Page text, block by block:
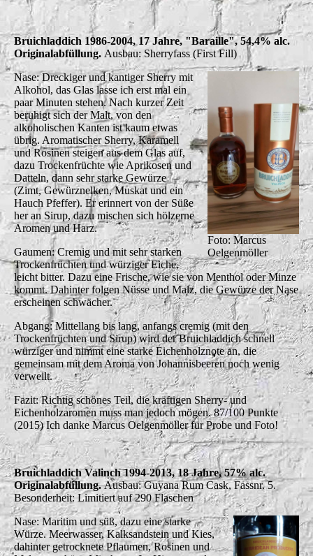
Bruichladdich 1986-2004, 17 Jahre, "Baraille", 54,4% alc.
Originalabfüllung. Ausbau: Sherryfass (First Fill)
Foto: Marcus
Oelgenmöller
Nase: Dreckiger und kantiger Sherry mit
Alkohol, das Glas lasse ich erst mal ein
paar Minuten stehen. Nach kurzer Zeit
beruhigt sich der Malt, von den
alkoholischen Kanten ist kaum etwas
übrig. Aromatischer Sherry, Karamell
und Rosinen steigen aus dem Glas auf,
dazu Trockenfrüchte wie Aprikosen und
Datteln, dann sehr starke Gewürze
(Zimt, Gewürznelken, Muskat und ein
Hauch Pfeffer). Er erinnert von der Süße
her an Sirup, dazu mischen sich hölzerne
Aromen und Harz.
Gaumen: Cremig und mit sehr starken
Trockenfrüchten und würziger Eiche,
leicht bitter. Dazu eine Frische, wie sie von Menthol oder Minze
kommt. Dahinter folgen Nüsse und Malz, die Gewürze der Nase
erscheinen schwächer.
Abgang: Mittellang bis lang, anfangs cremig (mit den
Trockenfrüchten und Sirup) wird der Bruichladdich schnell
würziger und nimmt eine starke Eichenholznote an, die
gemeinsam mit dem Aroma von Johannisbeeren noch wenig
verweilt.
Fazit: Richtig schönes Teil, die kräftigen Sherry- und
Eichenholzaromen muss man jedoch mögen. 87/100 Punkte
(2015) Ich danke Marcus Oelgenmöller für Probe und Foto!
Bruichladdich Valinch 1994-2013, 18 Jahre, 57% alc.
Originalabfüllung.Ausbau: Guyana Rum Cask, Fassnr. 5.
Besonderheit: Limitiert auf 290 Flaschen
Nase: Maritim und süß, dazu eine starke
Würze. Meerwasser, Kalksandstein und Kies,
dahinter getrocknete Pflaumen, Rosinen und